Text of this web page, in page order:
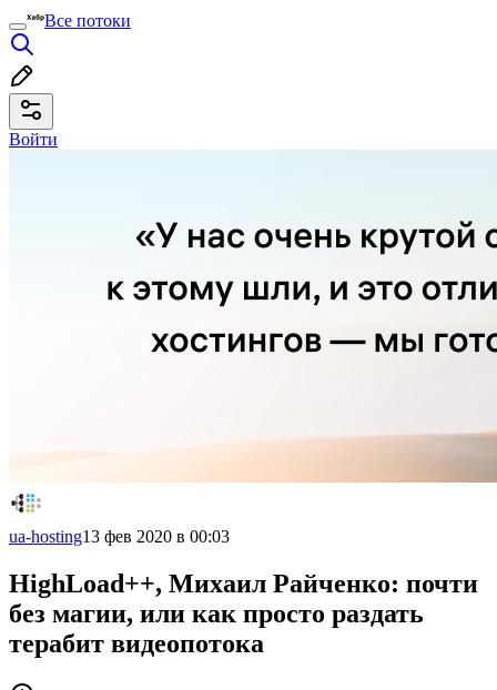
Все потоки
Войти
ua-hosting13 фев 2020 в 00:03
HighLoad++, Михаил Райченко: почти
без магии, или как просто раздать
терабит видеопотока